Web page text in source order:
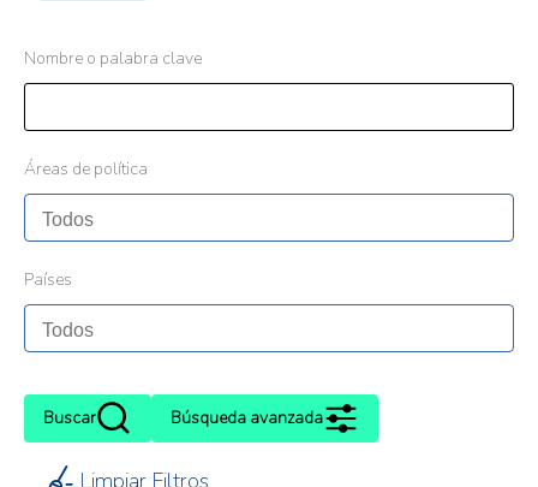
Nombre o palabra clave
Áreas de política
Países
Buscar Búsqueda avanzada